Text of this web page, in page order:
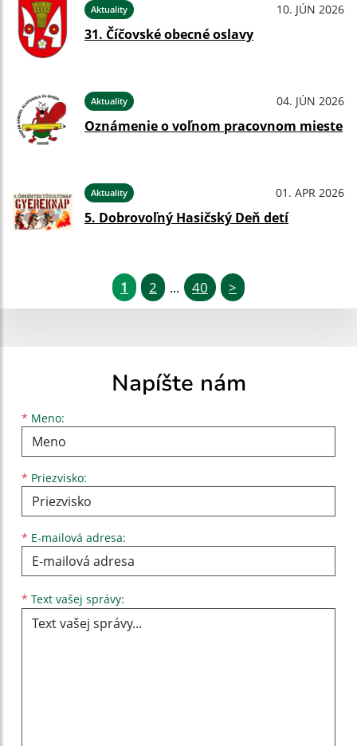
Aktuality 10. JÚN 2026
31. Číčovské obecné oslavy
Aktuality 04. JÚN 2026
Oznámenie o voľnom pracovnom mieste
Aktuality 01. APR 2026
5. Dobrovoľný Hasičský Deň detí
1 2 ... 40 >
Napíšte nám
* Meno:
Meno
* Priezvisko:
Priezvisko
* E-mailová adresa:
E-mailová adresa
* Text vašej správy: